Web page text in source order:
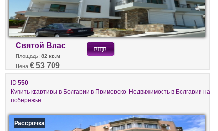
Святой Влас
Площадь: 82 кв.м
Цена € 53 709
ID 550
Купить квартиры в Болгарии в Приморско. Недвижимость в Болгарии на
побережье.
Рассрочка